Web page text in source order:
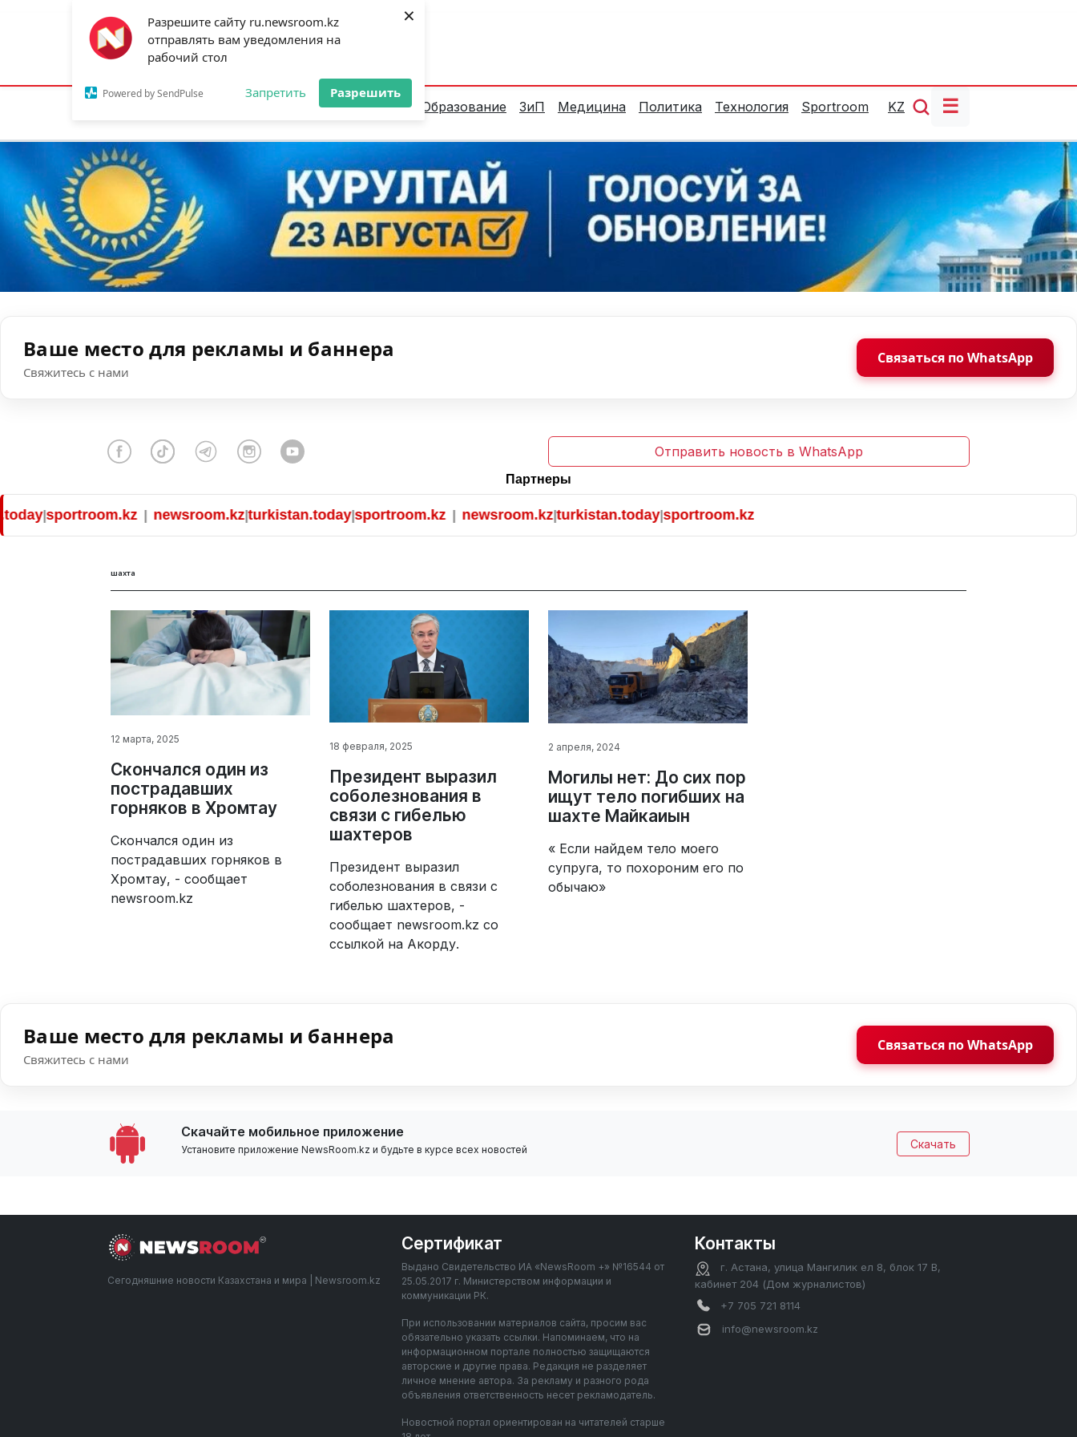
Разрешите сайту ru.newsroom.kz
отправлять вам уведомления на
рабочий стол
Powered by SendPulse Запретить Разрешить
×
Астана:22°C Алматы:28°C Шымкент:
Новости Аналитика Образование ЗиП Медицина Политика Технология Sportroom KZ ☰
Ваше место для рекламы и баннера
Свяжитесь с нами
Связаться по WhatsApp
Отправить новость в WhatsApp
Партнеры
|sportroom.kz|newsroom.kz|turkistan.today|sportroom.kz|newsroom.kz|turkistan.today|sportroom.kz
шахта
12 марта, 2025
Скончался один из
пострадавших
горняков в Хромтау
Скончался один из
пострадавших горняков в
Хромтау, - сообщает
newsroom.kz
18 февраля, 2025
Президент выразил
соболезнования в
связи с гибелью
шахтеров
Президент выразил
соболезнования в связи с
гибелью шахтеров, -
сообщает newsroom.kz со
ссылкой на Акорду.
2 апреля, 2024
Могилы нет: До сих пор
ищут тело погибших на
шахте Майкаиын
« Если найдем тело моего
супруга, то похороним его по
обычаю»
Ваше место для рекламы и баннера
Свяжитесь с нами
Связаться по WhatsApp
Скачайте мобильное приложение
Установите приложение NewsRoom.kz и будьте в курсе всех новостей Скачать
Сегодняшние новости Казахстана и мира | Newsroom.kz
Сертификат
Выдано Свидетельство ИА «NewsRoom +» №16544 от
25.05.2017 г. Министерством информации и
коммуникации РК.
При использовании материалов сайта, просим вас
обязательно указать ссылки. Напоминаем, что на
информационном портале полностью защищаются
авторские и другие права. Редакция не разделяет
личное мнение автора. За рекламу и разного рода
объявления ответственность несет рекламодатель.
Новостной портал ориентирован на читателей старше
Контакты
г. Астана, улица Мангилик ел 8, блок 17 В,
кабинет 204 (Дом журналистов)
+7 705 721 8114
info@newsroom.kz